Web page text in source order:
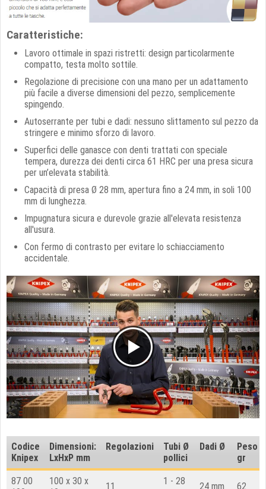
Caratteristiche:
Lavoro ottimale in spazi ristretti: design particolarmente
compatto, testa molto sottile.
Regolazione di precisione con una mano per un adattamento
più facile a diverse dimensioni del pezzo, semplicemente
spingendo.
Autoserrante per tubi e dadi: nessuno slittamento sul pezzo da
stringere e minimo sforzo di lavoro.
Superfici delle ganasce con denti trattati con speciale
tempera, durezza dei denti circa 61 HRC per una presa sicura
per un’elevata stabilità.
Capacità di presa Ø 28 mm, apertura fino a 24 mm, in soli 100
mm di lunghezza.
Impugnatura sicura e durevole grazie all'elevata resistenza
all'usura.
Con fermo di contrasto per evitare lo schiacciamento
accidentale.
Codice
Knipex
Dimensioni:
LxHxP mm
Regolazioni Tubi Ø
pollici
Dadi Ø
Peso
gr
87 00
100 x 30 x
11
1 - 28
24 mm 62